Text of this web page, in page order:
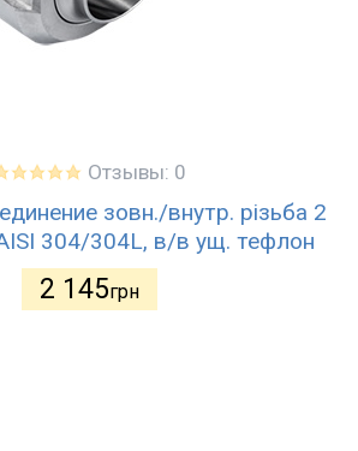
Отзывы: 0
зовн./внутр. різьба 2
304/304L, в/в ущ. тефлон
2 145грн